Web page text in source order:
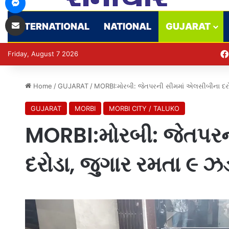
INTERNATIONAL NATIONAL GUJARAT
Friday, August 7 2026
Home / GUJARAT / MORBI:મોરબી: જેતપરની સીમમાં એલસીબીના
GUJARAT MORBI MORBI CITY / TALUKO
MORBI:મોરબી:
દરોડા, જુગાર રમતા ૯